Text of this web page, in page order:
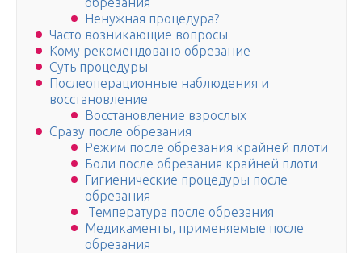
Ненужная процедура?
Часто возникающие вопросы
Кому рекомендовано обрезание
Суть процедуры
Послеоперационные наблюдения и
восстановление
Восстановление взрослых
Сразу после обрезания
Режим после обрезания крайней плоти
Боли после обрезания крайней плоти
Гигиенические процедуры после
обрезания
Температура после обрезания
Медикаменты, применяемые после
обрезания